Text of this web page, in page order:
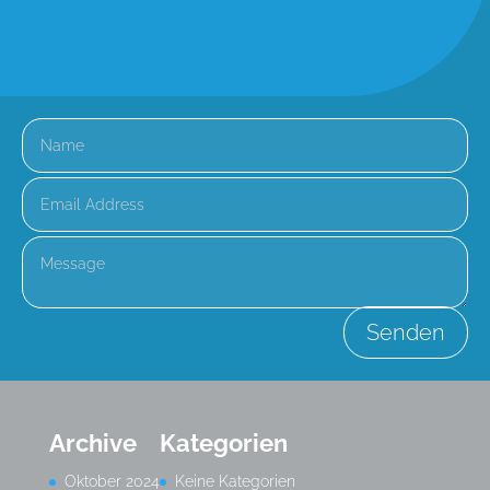
Senden
Archive
Oktober 2024
Kategorien
Keine Kategorien